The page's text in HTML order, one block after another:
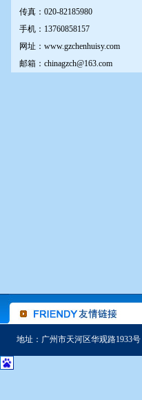
传真：020-82185980
手机：13760858157
网址：www.gzchenhuisy.com
邮箱：chinagzch@163.com
地址：广州市天河区华观路